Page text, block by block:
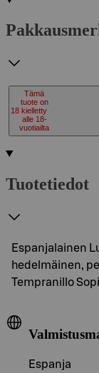
18
Tämä
tuote on
kielletty
alle 18-
vuotiailta
Tuotetiedot
Espanjalainen
hedelmäinen,
Tempranillo
Espanja